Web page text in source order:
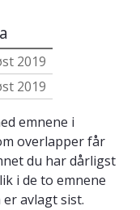
2019
2019
emnene i
overlapper får
du har dårligst
i de to emnene
avlagt sist.